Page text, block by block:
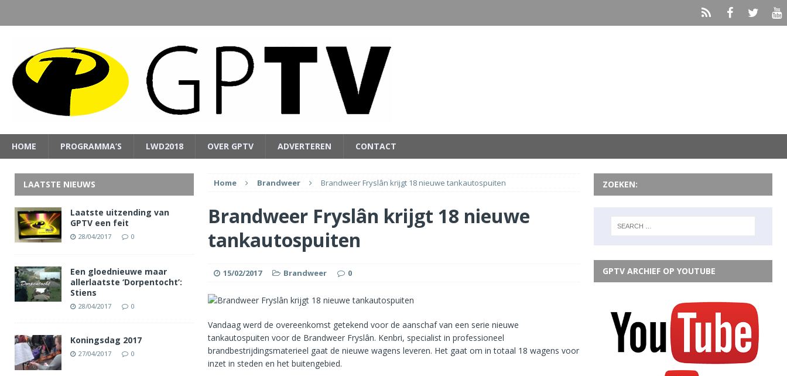
HOME PROGRAMMA’S LWD2018 OVER GPTV ADVERTEREN CONTACT
Home Brandweer Brandweer Fryslân krijgt 18 nieuwe tankautospuiten
Brandweer Fryslân krijgt 18 nieuwe
tankautospuiten
15/02/2017 Brandweer 0
Vandaag werd de overeenkomst getekend voor de aanschaf van een serie nieuwe
tankautospuiten voor de Brandweer Fryslân. Kenbri, specialist in professioneel
brandbestrijdingsmaterieel gaat de nieuwe wagens leveren. Het gaat om in totaal 18 wagens voor
inzet in steden en het buitengebied.
LAATSTE NIEUWS
Laatste uitzending van
GPTV een feit
28/04/2017 0
Een gloednieuwe maar
allerlaatste ‘Dorpentocht’:
Stiens
28/04/2017 0
Koningsdag 2017
27/04/2017 0
ZOEKEN:
GPTV ARCHIEF OP YOUTUBE